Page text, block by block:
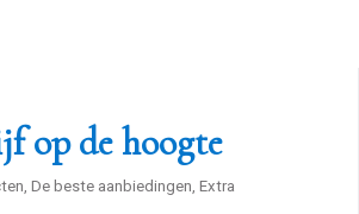
op de hoogte
De beste aanbiedingen, Extra